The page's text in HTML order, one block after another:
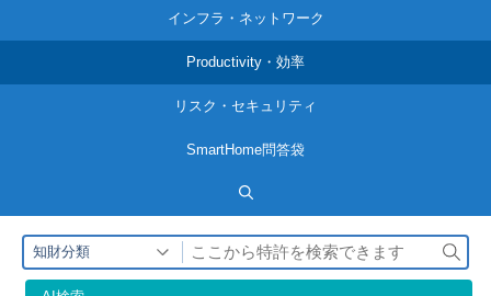
インフラ・ネットワーク
Productivity・効率
リスク・セキュリティ
SmartHome問答袋
知財分類
検
索